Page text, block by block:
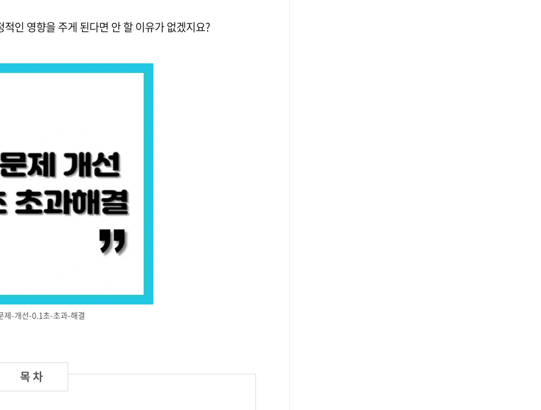
인 영향을 주게 된다면 안 할 이유가 없겠지요?
제-개선-0.1초-초과-해결